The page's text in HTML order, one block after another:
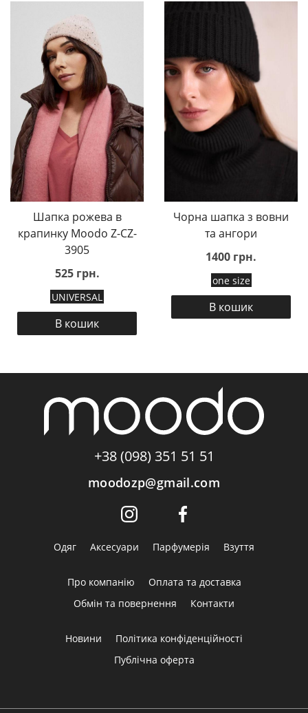
Шапка рожева в
крапинку Moodo Z-CZ-
3905
525 грн.
UNIVERSAL
В кошик
Чорна шапка з вовни
та ангори
1400 грн.
one size
В кошик
+38 (098) 351 51 51
moodozp@gmail.com
Одяг Аксесуари Парфумерія Взуття
Про компанію
Оплата та доставка
Обмін та повернення
Контакти
Новини
Політика конфіденційності
Публічна оферта